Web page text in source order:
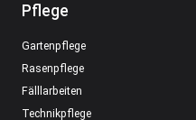
Pflege
Gartenpflege
Rasenpflege
Fälllarbeiten
Technikpflege